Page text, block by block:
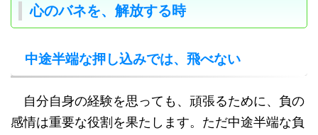
心のバネを、解放する時
中途半端な押し込みでは、飛べない
自分自身の経験を思っても、頑張るために、負の
感情は重要な役割を果たします。ただ中途半端な負